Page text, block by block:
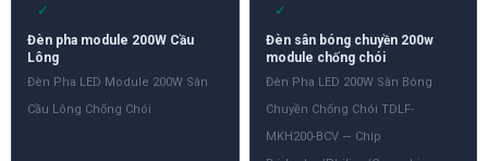
✓
Đèn pha module 200W Cầu
Lông
Đèn Pha LED Module 200W Sân
Cầu Lông Chống Chói
✓
Đèn sân bóng chuyền 200w
module chống chói
Đèn Pha LED 200W Sân Bóng
Chuyền Chống Chói TDLF-
MKH200-BCV — Chip